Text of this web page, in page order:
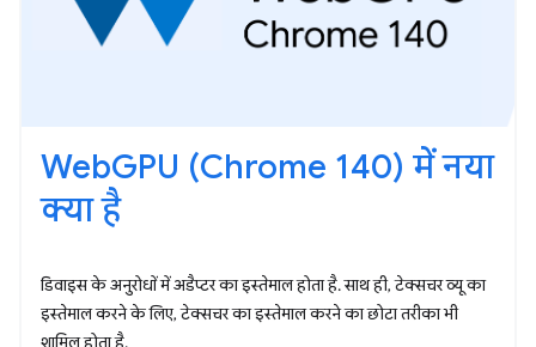
WebGPU (Chrome 140) में नया
क्या है
डिवाइस के अनुरोधों में अडैप्टर का इस्तेमाल होता है. साथ ही, टेक्सचर व्यू का
इस्तेमाल करने के लिए, टेक्सचर का इस्तेमाल करने का छोटा तरीका भी
शामिल होता है.